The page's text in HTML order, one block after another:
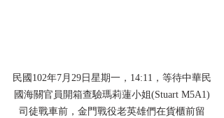
民國102年7月29日星期一，14:11，等待中華民
國海關官員開箱查驗瑪莉蓮小姐(Stuart M5A1)
司徒戰車前，金門戰役老英雄們在貨櫃前留